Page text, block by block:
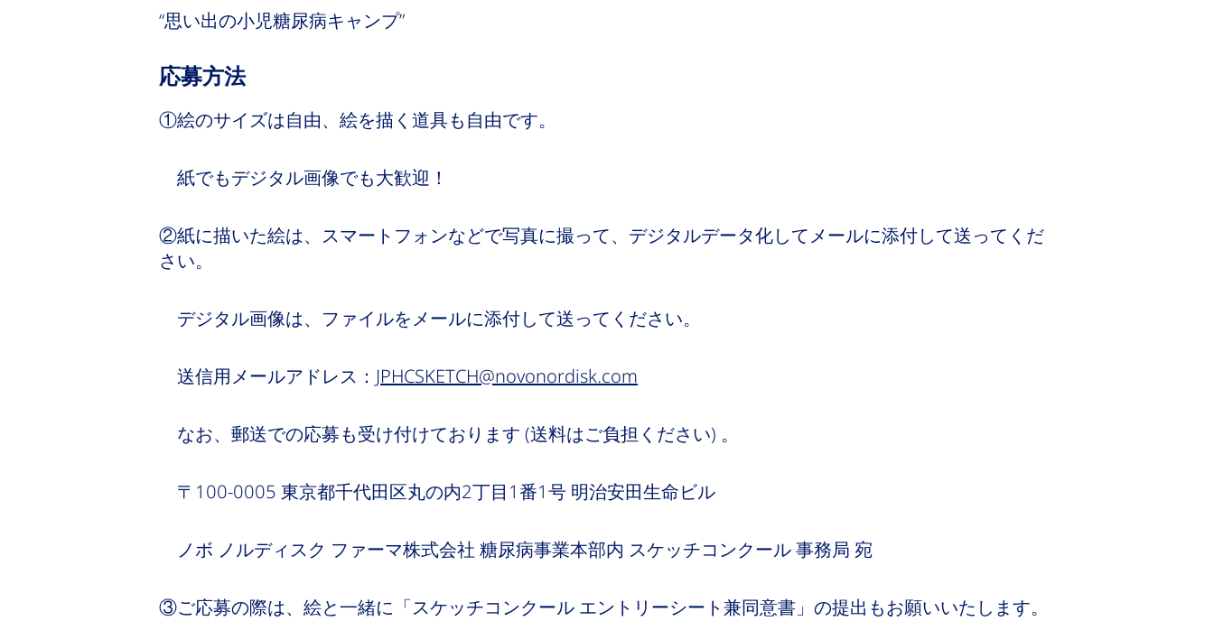
“思い出の小児糖尿病キャンプ”
応募方法
①絵のサイズは自由、絵を描く道具も自由です。
紙でもデジタル画像でも大歓迎！
②紙に描いた絵は、スマートフォンなどで写真に撮って、デジタルデータ化してメールに添付して送ってくだ
さい。
デジタル画像は、ファイルをメールに添付して送ってください。
送信用メールアドレス： JPHCSKETCH@novonordisk.com
なお、郵送での応募も受け付けております (送料はご負担ください) 。
〒100-0005 東京都千代田区丸の内2丁目1番1号 明治安田生命ビル
ノボ ノルディスク ファーマ株式会社 糖尿病事業本部内 スケッチコンクール 事務局 宛
③ご応募の際は、絵と一緒に「スケッチコンクール エントリーシート兼同意書」の提出もお願いいたします。